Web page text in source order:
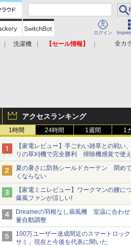
ログイン
全カ
洗濯機
【セール情報】
アクセスランキング
1時間 24時間 1週間 1
【家電レビュー】手ごわい雑草との戦い
リの草刈機で完全勝利 掃除機感覚で使
夏の暑さに防熱シールドカーテン 閉め
くならない
【家電ミニレビュー】ワークマンの腰に
爆風ファンが涼しい!
Dreameの羽根なし扇風機 室温に合わせ
量自動調整
100万ユーザー達成間近のスマートロッ
サミ」現在と今後を代表に聞いた